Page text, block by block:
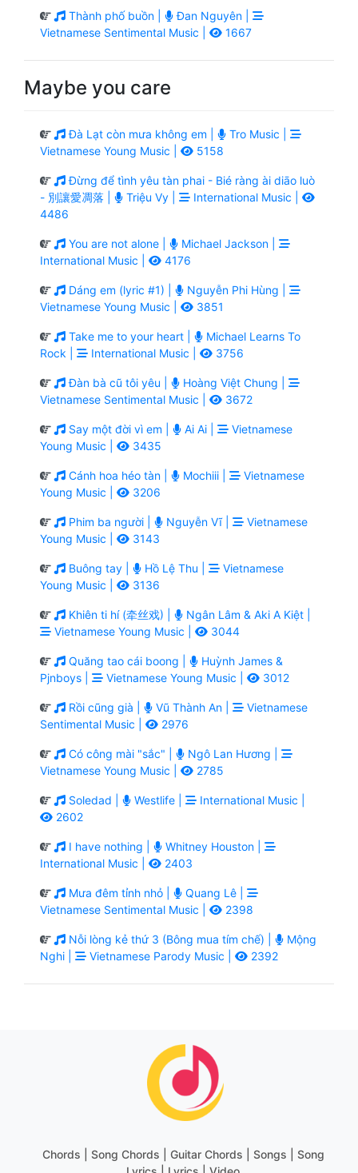
Thành phố buồn |
Đan Nguyên |
Vietnamese Sentimental Music |
1667
Maybe you care
Đà Lạt còn mưa không em |
Tro Music |
Vietnamese Young Music |
5158
Đừng để tình yêu tàn phai - Bié ràng ài diāo luò
- 別讓愛凋落 |
Triệu Vy |
International Music |
4486
You are not alone |
Michael Jackson |
International Music |
4176
Dáng em (lyric #1) |
Nguyễn Phi Hùng |
Vietnamese Young Music |
3851
Take me to your heart |
Michael Learns To
Rock |
International Music | 3756
Đàn bà cũ tôi yêu |
Hoàng Việt Chung |
Vietnamese Sentimental Music |
3672
Say một đời vì em | Ai Ai |
Vietnamese
Young Music |
3435
Cánh hoa héo tàn | Mochiii |
Vietnamese
Young Music |
3206
Phim ba người | Nguyễn Vĩ |
Vietnamese
Young Music |
3143
Buông tay | Hồ Lệ Thu |
Vietnamese
Young Music |
3136
Khiên ti hí (牵丝戏) |
Ngân Lâm & Aki A Kiệt |
Vietnamese Young Music |
3044
Quăng tao cái boong |
Huỳnh James &
Pjnboys |
Vietnamese Young Music | 3012
Rồi cũng già | Vũ Thành An |
Vietnamese
Sentimental Music |
2976
Có công mài "sắc" |
Ngô Lan Hương |
Vietnamese Young Music |
2785
Soledad | Westlife |
International Music |
2602
I have nothing |
Whitney Houston |
International Music |
2403
Mưa đêm tỉnh nhỏ |
Quang Lê |
Vietnamese Sentimental Music |
2398
Nỗi lòng kẻ thứ 3 (Bông mua tím chế) |
Mộng
Nghi |
Vietnamese Parody Music | 2392
Chords | Song Chords | Guitar Chords | Songs | Song